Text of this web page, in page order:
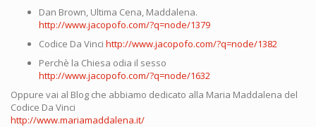
Dan Brown, Ultima Cena, Maddalena.
http://www.jacopofo.com/?q=node/1379
Codice Da Vinci http://www.jacopofo.com/?q=node/1382
Perchè la Chiesa odia il sesso
http://www.jacopofo.com/?q=node/1632
Oppure vai al Blog che abbiamo dedicato alla Maria Maddalena del
Codice Da Vinci
http://www.mariamaddalena.it/